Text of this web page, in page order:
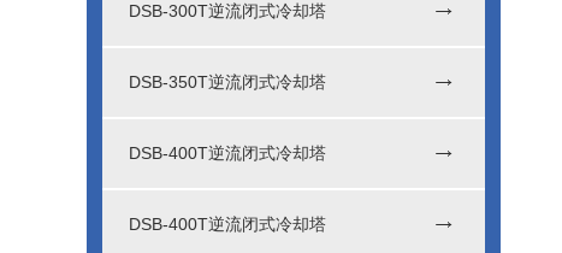
DSB-300T逆流闭式冷却塔
DSB-350T逆流闭式冷却塔
DSB-400T逆流闭式冷却塔
DSB-400T逆流闭式冷却塔